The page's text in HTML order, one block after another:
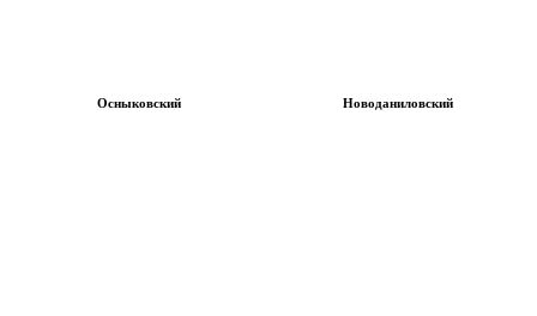
Осныковский Новоданиловский